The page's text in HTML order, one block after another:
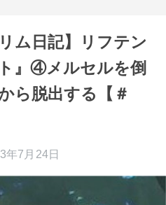
ム日記】リフテン
』④メルセルを倒
ら脱出する【＃
年7月24日